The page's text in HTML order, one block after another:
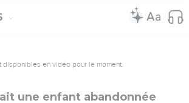
disponibles en vidéo pour le moment.
une enfant abandonnée